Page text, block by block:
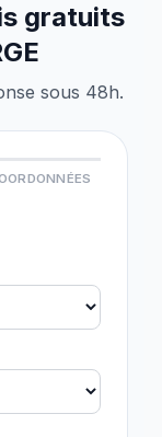
gratuits
sous 48h.